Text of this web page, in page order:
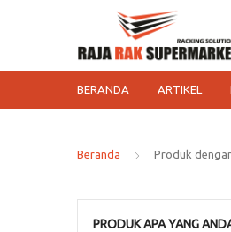
BERANDA ARTIKEL
Beranda Produk
PRODUK APA YANG